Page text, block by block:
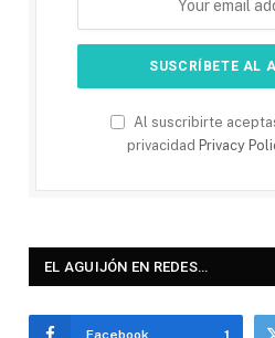
Al suscribirte
privacidad Privacy
EL AGUIJÓN EN REDES…
Facebook 1